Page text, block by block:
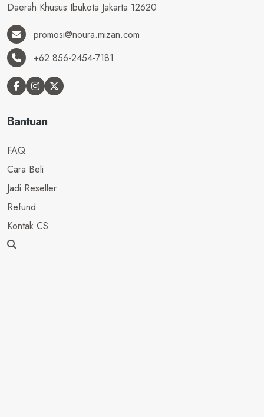
Daerah Khusus Ibukota Jakarta 12620
promosi@noura.mizan.com
+62 856-2454-7181
Bantuan
FAQ
Cara Beli
Jadi Reseller
Refund
Kontak CS